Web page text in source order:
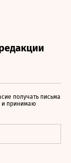
получать письма
и принимаю